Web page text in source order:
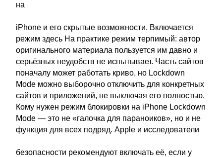
на
iPhone и его скрытые возможности. Включается
режим здесь На практике режим терпимый: автор
оригинального материала пользуется им давно и
серьёзных неудобств не испытывает. Часть сайтов
поначалу может работать криво, но Lockdown
Mode можно выборочно отключить для конкретных
сайтов и приложений, не выключая его полностью.
Кому нужен режим блокировки на iPhone Lockdown
Mode — это не «галочка для параноиков», но и не
функция для всех подряд. Apple и исследователи
безопасности рекомендуют включать её, если у